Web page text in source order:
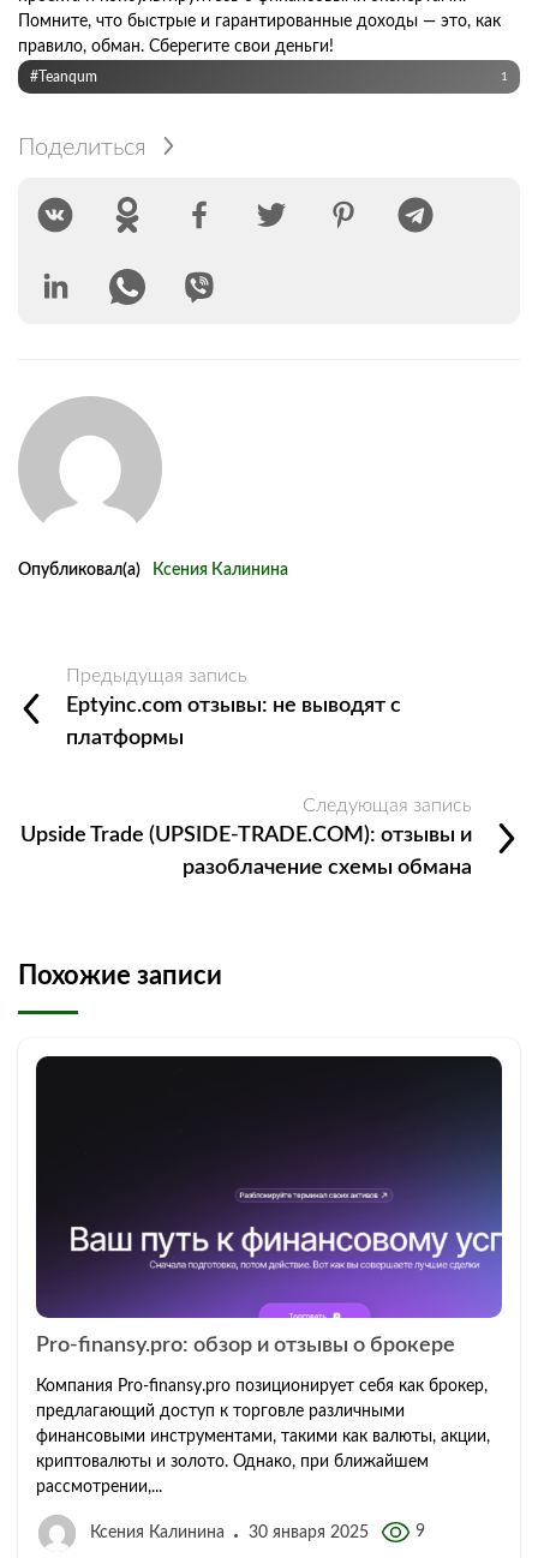
Помните, что быстрые и гарантированные доходы — это, как
правило, обман. Сберегите свои деньги!
#Teanqum 1
Поделиться
Опубликовал(а) Ксения Калинина
Предыдущая запись
Eptyinc.com отзывы: не выводят с
платформы
Следующая запись
Upside Trade (UPSIDE-TRADE.COM): отзывы и
разоблачение схемы обмана
Похожие записи
Pro-finansy.pro: обзор и отзывы о брокере
Компания Pro-finansy.pro позиционирует себя как брокер,
предлагающий доступ к торговле различными
финансовыми инструментами, такими как валюты, акции,
криптовалюты и золото. Однако, при ближайшем
рассмотрении,...
Ксения Калинина 30 января 2025 9